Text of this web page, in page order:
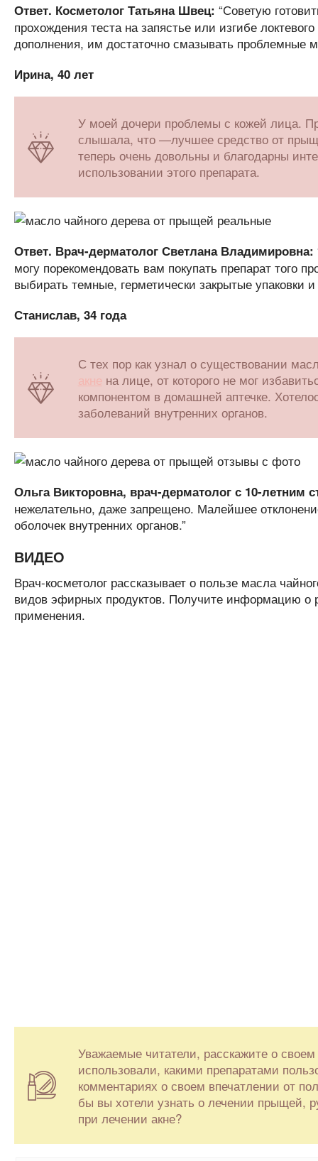
Ответ. Косметолог Татьяна Швец: “Советую
прохождения теста на запястье или изгибе
дополнения, им достаточно смазывать проблемные
Ирина, 40 лет
У моей дочери проблемы с кожей лица.
слышала, что —лучшее средство от
теперь очень довольны и благодарны
использовании этого препарата.
Ответ. Врач-дерматолог Светлана Владимировна:
могу порекомендовать вам покупать препарат того
выбирать темные, герметически закрытые упаковки
Станислав, 34 года
С тех пор как узнал о существовании
акне на лице, от которого не мог
компонентом в домашней аптечке.
заболеваний внутренних органов.
Ольга Викторовна, врач-дерматолог с 10-летним
нежелательно, даже запрещено. Малейшее
оболочек внутренних органов.”
ВИДЕО
Врач-косметолог рассказывает о пользе масла
видов эфирных продуктов. Получите информацию о
применения.
Уважаемые читатели, расскажите о
использовали, какими препаратами
комментариях о своем впечатлении от
бы вы хотели узнать о лечении прыщей,
при лечении акне?